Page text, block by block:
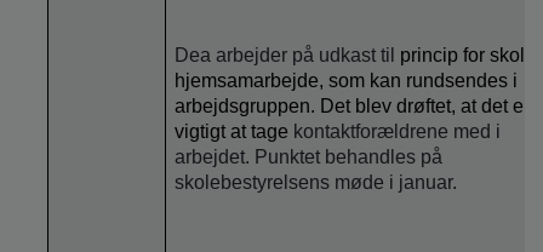
Dea arbejder på udkast til princip for skole-
hjemsamarbejde, som kan rundsendes i
arbejdsgruppen. Det blev drøftet, at det er
vigtigt at tage kontaktforældrene med i
arbejdet. Punktet behandles på
skolebestyrelsens møde i januar.